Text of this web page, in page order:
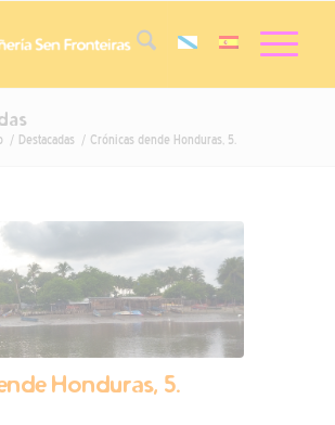
/ Destacadas / Crónicas dende Honduras, 5.
Honduras, 5.